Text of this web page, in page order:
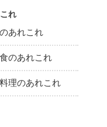
れ
あれこれ
のあれこれ
理のあれこれ